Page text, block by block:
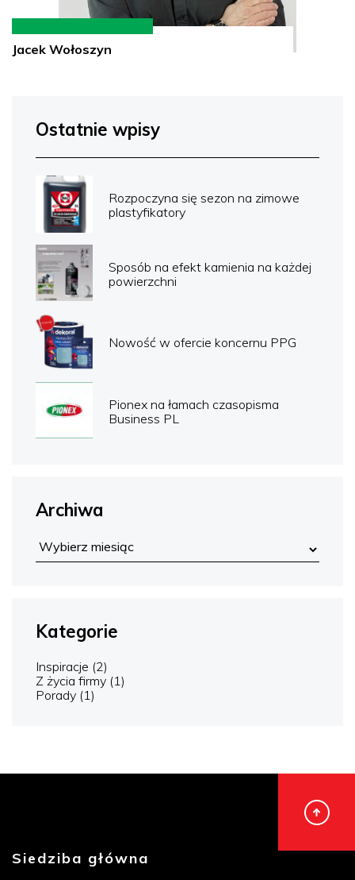
Jacek Wołoszyn
Ostatnie wpisy
Rozpoczyna się sezon na zimowe
plastyfikatory
Sposób na efekt kamienia na każdej
powierzchni
Nowość w ofercie koncernu PPG
Pionex na łamach czasopisma
Business PL
Archiwa
Kategorie
Inspiracje (2)
Z życia firmy (1)
Porady (1)
Siedziba główna